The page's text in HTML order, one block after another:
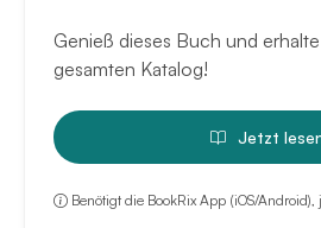
Genieß dieses Buch und
gesamten Katalog!
Jetzt
Benötigt die BookRix App (iOS/